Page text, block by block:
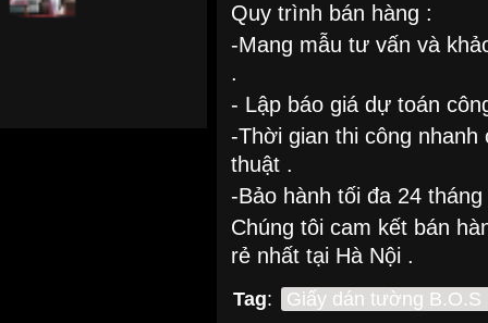
Quy trình bán hàng :
-Mang mẫu tư vấn và
.
- Lập báo giá dự toán
-Thời gian thi công
thuật .
-Bảo hành tối đa 24
Chúng tôi cam kết bán
rẻ nhất tại Hà Nội .
Tag: Giấy dán tường B.O.S